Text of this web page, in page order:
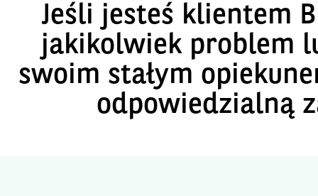
Jeśli jesteś klientem
jakikolwiek problem
swoim stałym
odpowiedzialną